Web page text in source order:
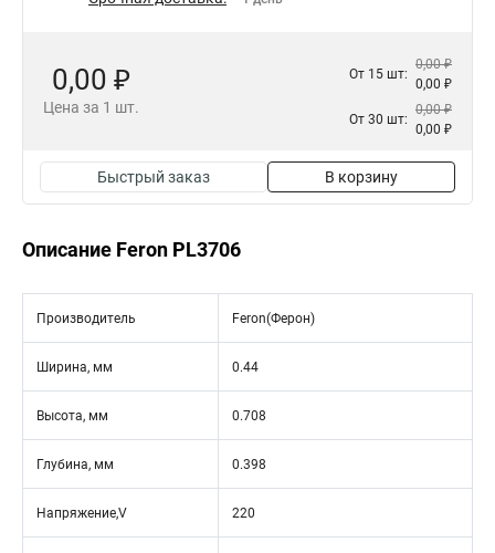
0,00 ₽
Цена за 1 шт.
От 15 шт:
0,00 ₽
0,00 ₽
От 30 шт:
0,00 ₽
0,00 ₽
Быстрый заказ В корзину
Описание Feron PL3706
Производитель Feron(Ферон)
Ширина, мм 0.44
Высота, мм 0.708
Глубина, мм 0.398
Напряжение,V 220